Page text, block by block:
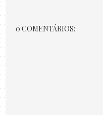
0 COMENTÁRIOS: